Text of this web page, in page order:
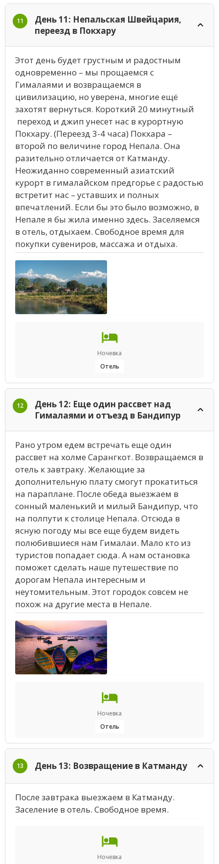
11
День 11: Непальская Швейцария,
переезд в Покхару
Этот день будет грустным и радостным
одновременно – мы прощаемся с
Гималаями и возвращаемся в
цивилизацию, но уверена, многие ещё
захотят вернуться. Короткий 20 минутный
переход и джип унесет нас в курортную
Покхару. (Переезд 3-4 часа) Покхара –
второй по величине город Непала. Она
разительно отличается от Катманду.
Неожиданно современный азиатский
курорт в гималайском предгорье с радостью
встретит нас – уставших и полных
впечатлений. Если бы это было возможно, в
Непале я бы жила именно здесь. Заселяемся
в отель, отдыхаем. Свободное время для
покупки сувениров, массажа и отдыха.
Ночевка
Отель
12
День 12: Еще один рассвет над
Гималаями и отъезд в Бандипур
Рано утром едем встречать еще один
рассвет на холме Сарангкот. Возвращаемся в
отель к завтраку. Желающие за
дополнительную плату смогут прокатиться
на параплане. После обеда выезжаем в
сонный маленький и милый Бандипур, что
на полпути к столице Непала. Отсюда в
ясную погоду мы все еще будем видеть
полюбившиеся нам Гималаи. Мало кто из
туристов попадает сюда. А нам остановка
поможет сделать наше путешествие по
дорогам Непала интересным и
неутомительным. Этот городок совсем не
похож на другие места в Непале.
Ночевка
Отель
13 День 13: Возвращение в Катманду
После завтрака выезжаем в Катманду.
Заселение в отель. Свободное время.
Ночевка